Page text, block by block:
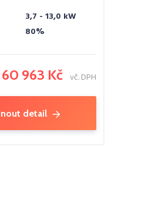
3,7 - 13,0 kW
80%
60 963 Kč vč. DPH
detail